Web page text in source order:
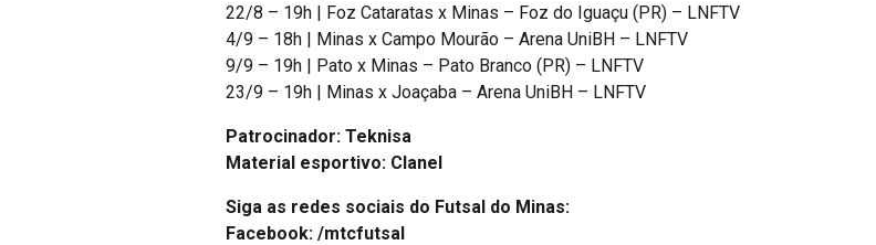
22/8 – 19h | Foz Cataratas x Minas – Foz do Iguaçu (PR) – LNFTV
4/9 – 18h | Minas x Campo Mourão – Arena UniBH – LNFTV
9/9 – 19h | Pato x Minas – Pato Branco (PR) – LNFTV
23/9 – 19h | Minas x Joaçaba – Arena UniBH – LNFTV
Patrocinador: Teknisa
Material esportivo: Clanel
Siga as redes sociais do Futsal do Minas:
Facebook: /mtcfutsal